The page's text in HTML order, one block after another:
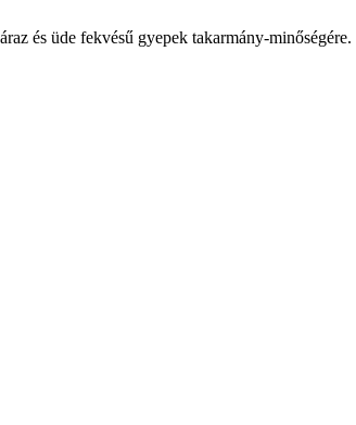
és üde fekvésű gyepek takarmány-minőségére.